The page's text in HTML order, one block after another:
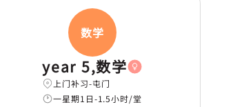
数学
year 5,数学
上门补习-屯门
一星期1日-1.5小时/堂